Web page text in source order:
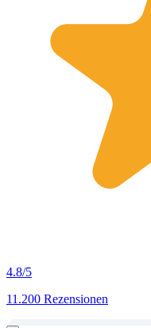
4.8/5
11.200 Rezensionen